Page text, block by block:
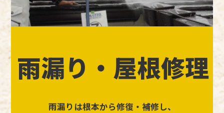
雨漏り・屋根修理
雨漏りは根本から修復・補修し、